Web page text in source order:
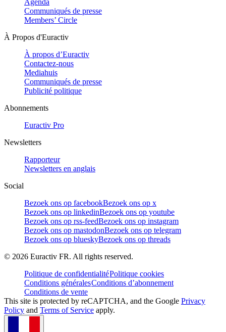
Communiqués de presse
Members’ Circle
À Propos d'Euractiv
À propos d’Euractiv
Contactez-nous
Mediahuis
Communiqués de presse
Publicité politique
Abonnements
Euractiv Pro
Newsletters
Rapporteur
Newsletters en anglais
Social
Bezoek ons op facebookBezoek ons op x
Bezoek ons op linkedinBezoek ons op youtube
Bezoek ons op rss-feedBezoek ons op instagram
Bezoek ons op mastodonBezoek ons op telegram
Bezoek ons op blueskyBezoek ons op threads
© 2026 Euractiv FR. All rights reserved.
Politique de confidentialitéPolitique cookies
Conditions généralesConditions d’abonnement
Conditions de vente
This site is protected by reCAPTCHA, and the Google Privacy
Policy and Terms of Service apply.